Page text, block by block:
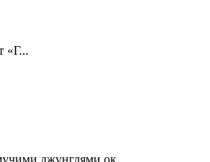
«Г...
джунглями ок...